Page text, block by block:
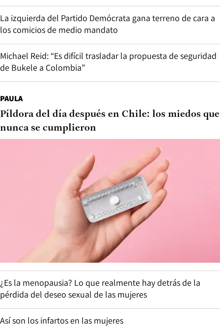
La izquierda del Partido Demócrata gana terreno de cara a
los comicios de medio mandato
Michael Reid: “Es difícil trasladar la propuesta de seguridad
de Bukele a Colombia”
PAULA
Píldora del día después en Chile: los miedos que
nunca se cumplieron
¿Es la menopausia? Lo que realmente hay detrás de la
pérdida del deseo sexual de las mujeres
Así son los infartos en las mujeres